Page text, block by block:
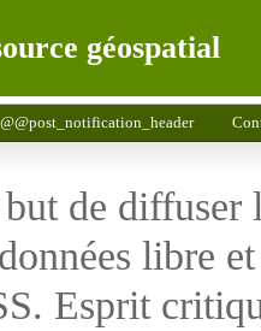
géospatial
@@post_notification_header
de diffuser
libre
Esprit